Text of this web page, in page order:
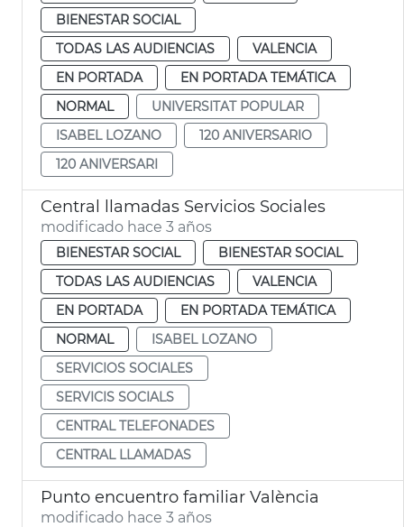
BIENESTAR SOCIAL
TODAS LAS AUDIENCIAS
VALENCIA
EN PORTADA
EN PORTADA TEMÁTICA
NORMAL
UNIVERSITAT POPULAR
ISABEL LOZANO
120 ANIVERSARIO
120 ANIVERSARI
Central llamadas Servicios Sociales
modificado hace 3 años
BIENESTAR SOCIAL
BIENESTAR SOCIAL
TODAS LAS AUDIENCIAS
VALENCIA
EN PORTADA
EN PORTADA TEMÁTICA
NORMAL
ISABEL LOZANO
SERVICIOS SOCIALES
SERVICIS SOCIALS
CENTRAL TELEFONADES
CENTRAL LLAMADAS
Punto encuentro familiar València
modificado hace 3 años